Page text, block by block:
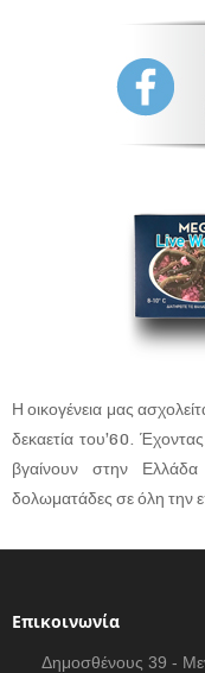
Η οικογένεια μας
δεκαετία του’60.
βγαίνουν στην
δολωματάδες σε όλη την
Επικοινωνία
Δημοσθένους 39 -